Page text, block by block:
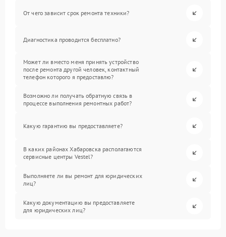
От чего зависит срок ремонта техники?
Диагностика проводится бесплатно?
Может ли вместо меня принять устройство
после ремонта другой человек, контактный
телефон которого я предоставлю?
Возможно ли получать обратную связь в
процессе выполнения ремонтных работ?
Какую гарантию вы предоставляете?
В каких районах Хабаровска располагаются
сервисные центры Vestel?
Выполняете ли вы ремонт для юридических
лиц?
Какую документацию вы предоставляете
для юридических лиц?